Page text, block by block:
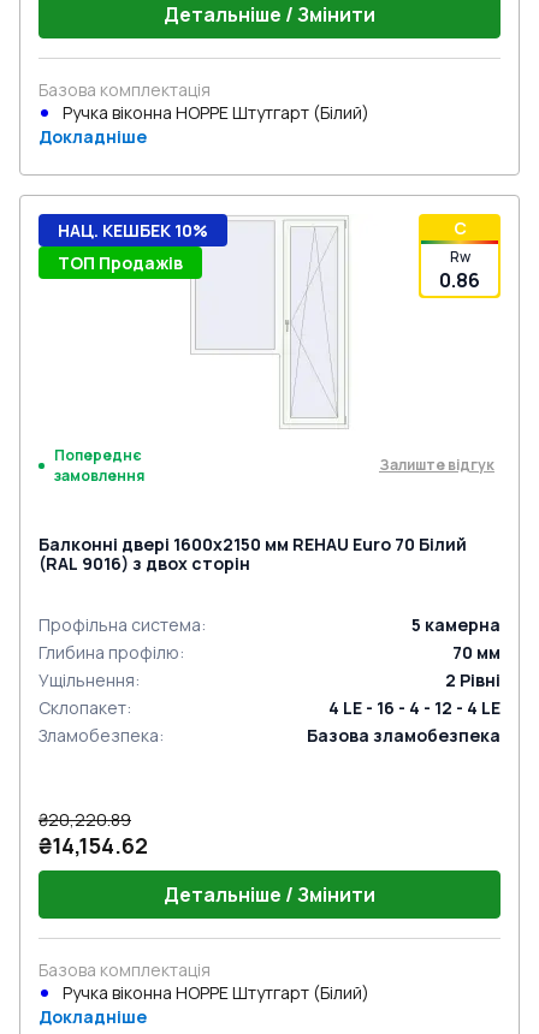
Детальніше / Змінити
Базова комплектація
Ручка віконна HOPPE Штутгарт (Білий)
Докладніше
C
Rw
0.86
НАЦ. КЕШБЕК 10%
ТОП Продажів
Попереднє
замовлення
Залиште відгук
Балконні двері 1600x2150 мм REHAU Euro 70 Білий
(RAL 9016) з двох сторін
Профільна система: 5 камерна
Глибина профілю: 70 мм
Ущільнення: 2 Рівні
Склопакет:
4 LE - 16 - 4 - 12 - 4 LE
Зламобезпека: Базова зламобезпека
₴20,220.89
₴14,154.62
Детальніше / Змінити
Базова комплектація
Ручка віконна HOPPE Штутгарт (Білий)
Докладніше